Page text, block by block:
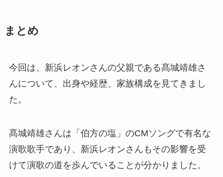
まとめ
今回は、新浜レオンさんの父親である髙城靖雄さ
んについて、出身や経歴、家族構成を見てきまし
た。
髙城靖雄さんは「伯方の塩」のCMソングで有名な
演歌歌手であり、新浜レオンさんもその影響を受
けて演歌の道を歩んでいることが分かりました。